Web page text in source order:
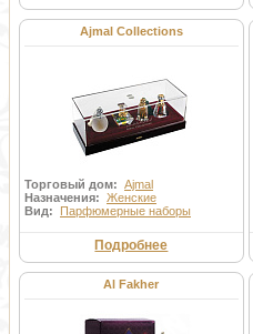
Ajmal Collections
Торговый дом: Ajmal
Назначения: Женские
Вид: Парфюмерные наборы
Подробнее
Al Fakher